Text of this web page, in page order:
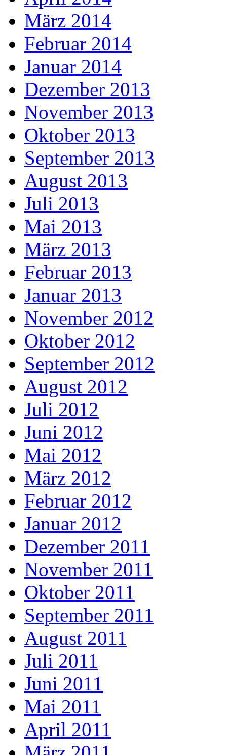
März 2014
Februar 2014
Januar 2014
Dezember 2013
November 2013
Oktober 2013
September 2013
August 2013
Juli 2013
Mai 2013
März 2013
Februar 2013
Januar 2013
November 2012
Oktober 2012
September 2012
August 2012
Juli 2012
Juni 2012
Mai 2012
März 2012
Februar 2012
Januar 2012
Dezember 2011
November 2011
Oktober 2011
September 2011
August 2011
Juli 2011
Juni 2011
Mai 2011
April 2011